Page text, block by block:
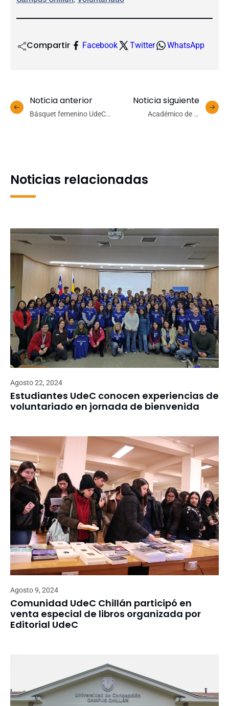
Compartir Facebook Twitter WhatsApp
Noticia anterior
Básquet femenino UdeC
Noticia siguiente
Académico de la
Noticias relacionadas
Agosto 22, 2024
Estudiantes UdeC conocen experiencias de
voluntariado en jornada de bienvenida
Agosto 9, 2024
Comunidad UdeC Chillán participó en
venta especial de libros organizada por
Editorial UdeC